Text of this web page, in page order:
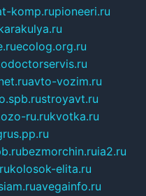
komp.rupioneeri.ru
ecolog.org.ru
avto-vozim.ru
stroyavt.ru
ru.rukvotka.ru
bezmorchin.ruia2.ru
kolosok-elita.ru
avegainfo.ru